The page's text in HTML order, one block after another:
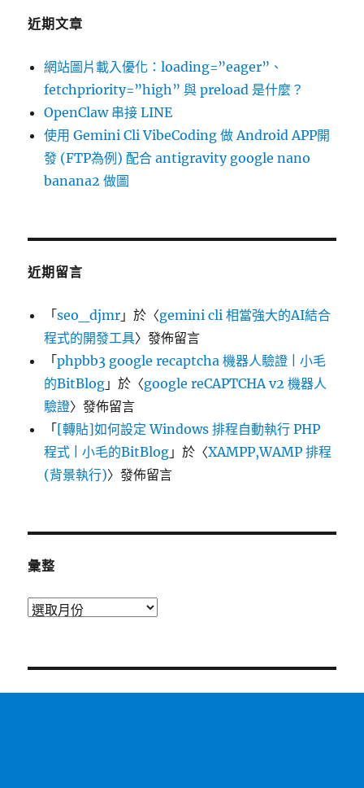
近期文章
網站圖片載入優化：loading=”eager”、
fetchpriority=”high” 與 preload 是什麼？
OpenClaw 串接 LINE
使用 Gemini Cli VibeCoding 做 Android APP開
發 (FTP為例) 配合 antigravity google nano
banana2 做圖
近期留言
「seo_djmr 」於〈gemini cli 相當強大的AI結合
程式的開發工具〉發佈留言
「phpbb3 google recaptcha 機器人驗證 | 小毛
的BitBlog 」於〈google reCAPTCHA v2 機器人
驗證〉發佈留言
「[轉貼]如何設定 Windows 排程自動執行 PHP
程式 | 小毛的BitBlog 」於〈XAMPP,WAMP 排程
(背景執行)〉發佈留言
彙整
彙